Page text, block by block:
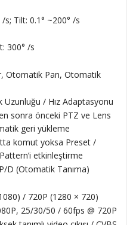
/s; Tilt: 0.1° ~200° /s
300° /s
Otomatik Pan, Otomatik
Uzunluğu / Hız Adaptasyonu
sonra önceki PTZ ve Lens
geri yükleme
komut yoksa Preset /
etkinleştirme
D (Otomatik Tanıma)
/ 720P (1280 × 720)
25/30/50 / 60fps @ 720P